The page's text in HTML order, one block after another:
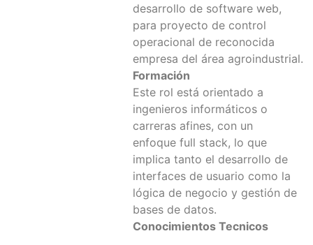
desarrollo de software web,
para proyecto de control
operacional de reconocida
empresa del área agroindustrial.
Formación
Este rol está orientado a
ingenieros informáticos o
carreras afines, con un
enfoque full stack, lo que
implica tanto el desarrollo de
interfaces de usuario como la
lógica de negocio y gestión de
bases de datos.
Conocimientos Tecnicos